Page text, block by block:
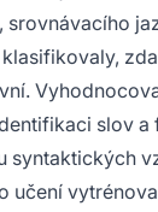
srovnávacího
slov a
syntaktických
učení